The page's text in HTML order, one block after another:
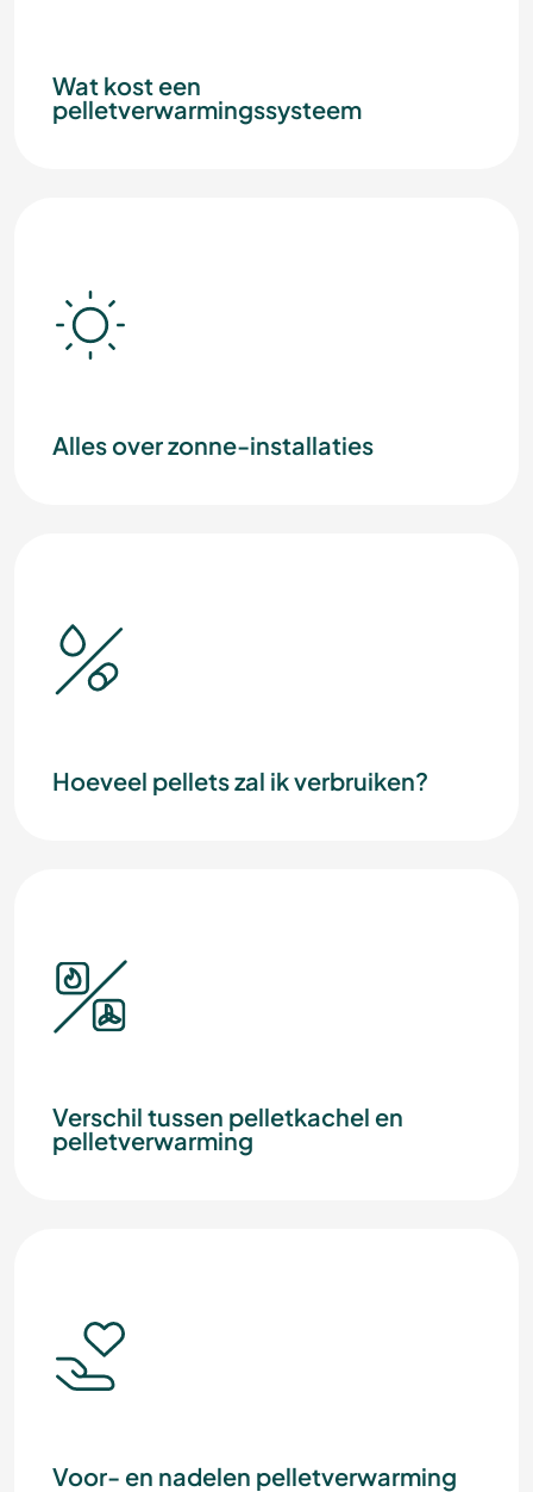
Wat kost een
pelletverwarmingssysteem
Alles over zonne-installaties
Hoeveel pellets zal ik verbruiken?
Verschil tussen pelletkachel en
pelletverwarming
Voor- en nadelen pelletverwarming